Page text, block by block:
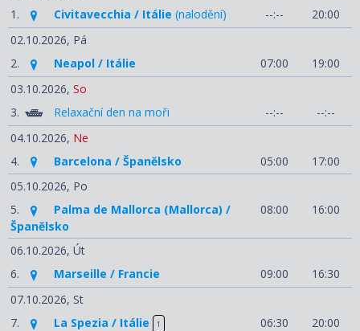
1.
Civitavecchia / Itálie (nalodění) --:--
20:00
02.10.2026, Pá
2.
Neapol / Itálie 07:00
19:00
03.10.2026, So
3.
Relaxační den na moři --:--
--:--
04.10.2026, Ne
4.
Barcelona / Španělsko 05:00
17:00
05.10.2026, Po
5.
Palma de Mallorca (Mallorca) /
Španělsko
08:00 16:00
06.10.2026, Út
6.
Marseille / Francie 09:00
16:30
07.10.2026, St
7.
La Spezia / Itálie 1 06:30
20:00